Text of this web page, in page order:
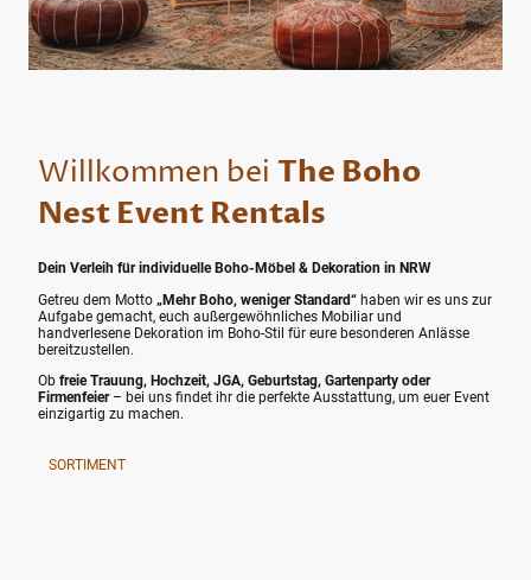
Willkommen bei The Boho
Nest Event Rentals
Dein Verleih für individuelle Boho-Möbel & Dekoration in NRW
Getreu dem Motto „Mehr Boho, weniger Standard“ haben wir es uns zur
Aufgabe gemacht, euch außergewöhnliches Mobiliar und
handverlesene Dekoration im Boho-Stil für eure besonderen Anlässe
bereitzustellen.
Ob freie Trauung, Hochzeit, JGA, Geburtstag, Gartenparty oder
Firmenfeier– bei uns findet ihr die perfekte Ausstattung, um euer Event
einzigartig zu machen.
SORTIMENT